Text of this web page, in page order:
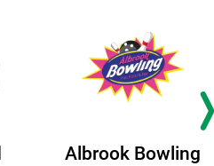
Albrook Bowling